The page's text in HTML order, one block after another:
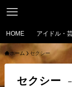
HOME アイドル・
ホーム セクシー
セクシー